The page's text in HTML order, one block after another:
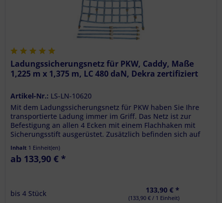
Ladungssicherungsnetz für PKW, Caddy, Maße
1,225 m x 1,375 m, LC 480 daN, Dekra zertifiziert
Artikel-Nr.: LS-LN-10620
Mit dem Ladungssicherungsnetz für PKW haben Sie Ihre
transportierte Ladung immer im Griff. Das Netz ist zur
Befestigung an allen 4 Ecken mit einem Flachhaken mit
Sicherungsstift ausgerüstet. Zusätzlich befinden sich auf
Inhalt 1 Einheit(en)
ab 133,90 € *
bis 4 Stück 133,90 € *
(133,90 € / 1 Einheit)